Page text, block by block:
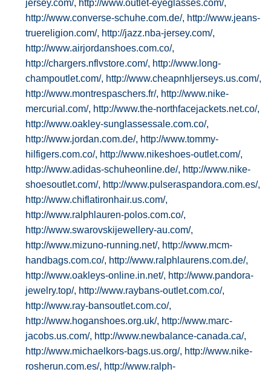
jersey.com/, http://www.outlet-eyeglasses.com/,
http://www.converse-schuhe.com.de/, http://www.jeans-
truereligion.com/, http://jazz.nba-jersey.com/,
http://www.airjordanshoes.com.co/,
http://chargers.nflvstore.com/, http://www.long-
champoutlet.com/, http://www.cheapnhljerseys.us.com/,
http://www.montrespaschers.fr/, http://www.nike-
mercurial.com/, http://www.the-northfacejackets.net.co/,
http://www.oakley-sunglassessale.com.co/,
http://www.jordan.com.de/, http://www.tommy-
hilfigers.com.co/, http://www.nikeshoes-outlet.com/,
http://www.adidas-schuheonline.de/, http://www.nike-
shoesoutlet.com/, http://www.pulseraspandora.com.es/,
http://www.chiflatironhair.us.com/,
http://www.ralphlauren-polos.com.co/,
http://www.swarovskijewellery-au.com/,
http://www.mizuno-running.net/, http://www.mcm-
handbags.com.co/, http://www.ralphlaurens.com.de/,
http://www.oakleys-online.in.net/, http://www.pandora-
jewelry.top/, http://www.raybans-outlet.com.co/,
http://www.ray-bansoutlet.com.co/,
http://www.hoganshoes.org.uk/, http://www.marc-
jacobs.us.com/, http://www.newbalance-canada.ca/,
http://www.michaelkors-bags.us.org/, http://www.nike-
rosherun.com.es/, http://www.ralph-